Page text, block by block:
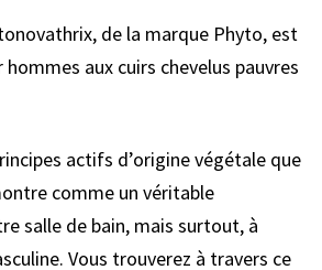
de la marque Phyto, est
aux cuirs chevelus pauvres
actifs d’origine végétale que
comme un véritable
salle de bain, mais surtout, à
Vous trouverez à travers ce